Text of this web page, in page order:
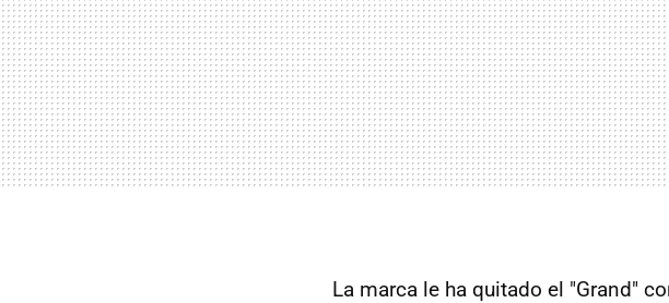
La marca le ha quitado el "Grand"